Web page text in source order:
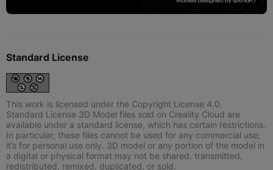
Standard License
This work is licensed under the Copyright License 4.0.
Standard License 3D Model files sold on Creality Cloud are
available under a standard license, which has certain restrictions.
In particular, these files cannot be used for any commercial use;
it’s for personal use only. 3D model or any portion of the model in
a digital or physical format may not be shared, transmitted,
redistributed, remixed, duplicated, or sold.